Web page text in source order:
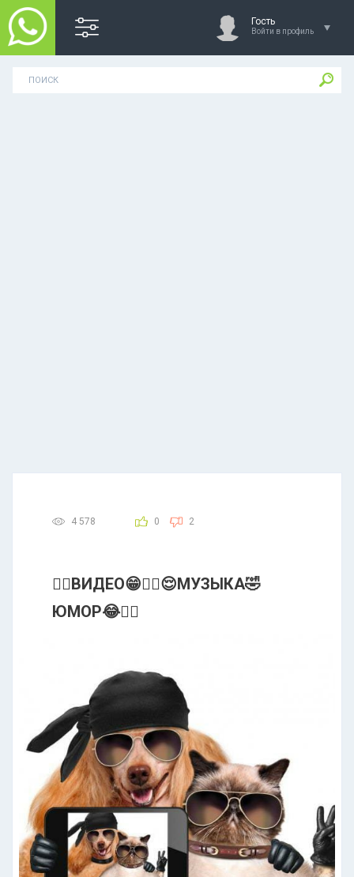
Гость
Войти в профиль
4 578 0 2
👍🏻ВИДЕО😁👍🏻😌МУЗЫКА🤣
ЮМОР😂✊🏻